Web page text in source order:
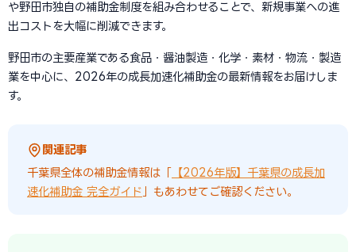
や野田市独自の補助金制度を組み合わせることで、新規事業への進
出コストを大幅に削減できます。
野田市の主要産業である食品・醤油製造・化学・素材・物流・製造
業を中心に、2026年の成長加速化補助金の最新情報をお届けしま
す。
関連記事
千葉県全体の補助金情報は「
【2026年版】千葉県の成長加
速化補助金 完全ガイド 」もあわせてご確認ください。